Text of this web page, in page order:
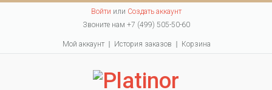
Войти или Создать аккаунт
Звоните нам +7 (499) 505-50-60
Мой аккаунт История заказов Корзина